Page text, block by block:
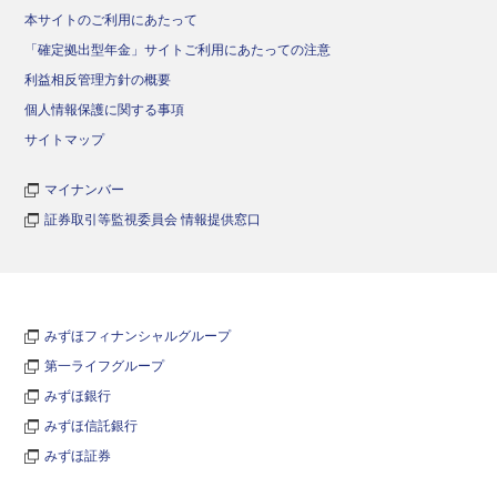
本サイトのご利用にあたって
「確定拠出型年金」サイトご利用にあたっての注意
利益相反管理方針の概要
個人情報保護に関する事項
サイトマップ
マイナンバー
証券取引等監視委員会 情報提供窓口
みずほフィナンシャルグループ
第一ライフグループ
みずほ銀行
みずほ信託銀行
みずほ証券